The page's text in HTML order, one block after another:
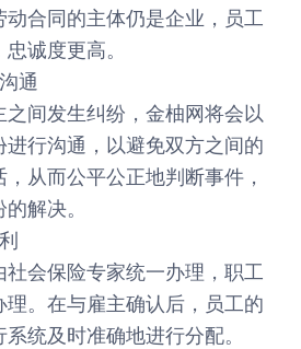
合同的主体仍是企业，员工
诚度更高。
通
间发生纠纷，金柚网将会以
行沟通，以避免双方之间的
从而公平公正地判断事件，
解决。
会保险专家统一办理，职工
。在与雇主确认后，员工的
统及时准确地进行分配。